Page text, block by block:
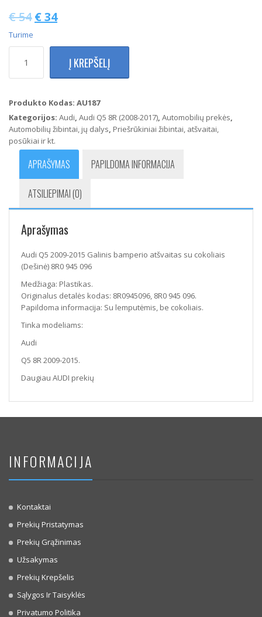
€54 €34
Turime
kiekis:
2009-
Galinis
bamperio
atšvaitas
cokoliais
(Dešinė)
Į KREPŠELĮ
Produkto Kodas: AU187
Kategorijos: Audi, Audi Q5 8R (2008-2017), Automobilių prekės,
Automobilių žibintai, jų dalys, Priešrūkiniai žibintai, atšvaitai,
posūkiai ir kt.
APRAŠYMAS PAPILDOMA INFORMACIJA
ATSILIEPIMAI (0)
Aprašymas
Audi Q5 2009-2015 Galinis bamperio atšvaitas su cokoliais
(Dešinė) 8R0 945 096
Medžiaga: Plastikas.
Originalus detalės kodas: 8R0945096, 8R0 945 096.
Papildoma informacija: Su lemputėmis, be cokoliais.
Tinka modeliams:
Audi
Q5 8R 2009-2015.
Daugiau AUDI prekių
INFORMACIJA
Kontaktai
Prekių Pristatymas
Prekių Grąžinimas
Užsakymas
Prekių Krepšelis
Sąlygos Ir Taisyklės
Privatumo Politika